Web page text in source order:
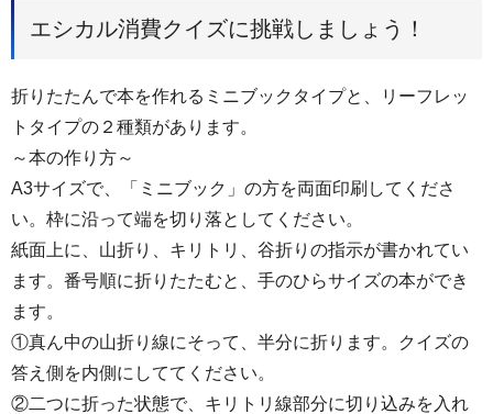
エシカル消費クイズに挑戦しましょう！
折りたたんで本を作れるミニブックタイプと、リーフレッ
トタイプの２種類があります。
～本の作り方～
A3サイズで、「ミニブック」の方を両面印刷してくださ
い。枠に沿って端を切り落としてください。
紙面上に、山折り、キリトリ、谷折りの指示が書かれてい
ます。番号順に折りたたむと、手のひらサイズの本ができ
ます。
①真ん中の山折り線にそって、半分に折ります。クイズの
答え側を内側にしててください。
②二つに折った状態で、キリトリ線部分に切り込みを入れ